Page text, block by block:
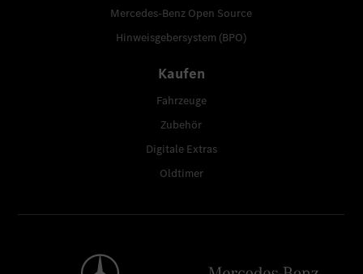
Mercedes-Benz Open Source
Hinweisgebersystem (BPO)
Kaufen
Fahrzeuge
Zubehör
Digitale Extras
Oldtimer